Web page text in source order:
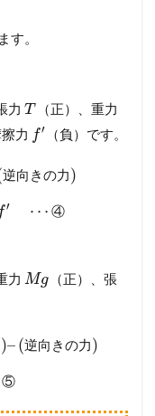
す。
力 T
（正）、重力
力 f′ （負）です。
逆向 きの力)
f′ ⋯ ④
力 Mg （正）、張
)–(逆向 きの力)
⑤